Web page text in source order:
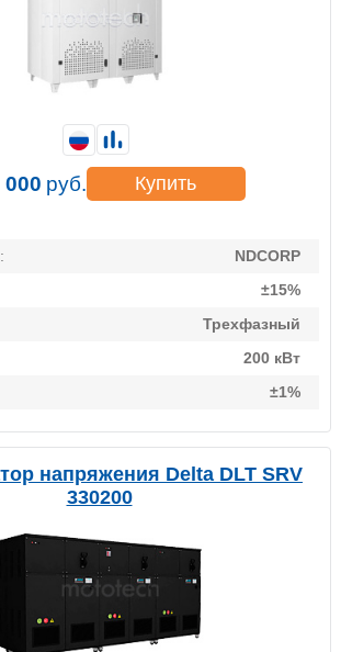
NDCORP
±15%
Трехфазный
200 кВт
±1%
000 руб. Купить
напряжения Delta DLT SRV
330200